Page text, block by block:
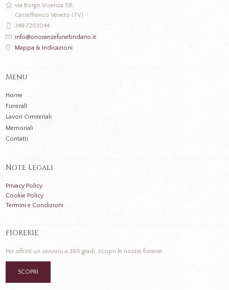
via Borgo Vicenza 58,
Castelfranco Veneto (TV)
348 7203044
info@onoranzefunebridario.it
Mappa & Indicazioni
Menu
Home
Funerali
Lavori Cimiteriali
Memoriali
Contatti
Note Legali
Privacy Policy
Cookie Policy
Termini e Condizioni
FIORERIE
Per offrirti un servizio a 360 gradi, scopri le nostre fiorerie.
SCOPRI